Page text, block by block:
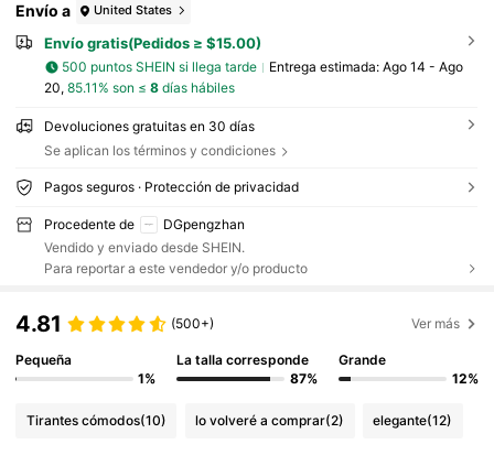
Envío a United States
Envío gratis(Pedidos ≥ $15.00)
500 puntos SHEIN si llega tarde Entrega estimada: Ago 14 - Ago
20, 85.11% son ≤ 8días hábiles
Devoluciones gratuitas en 30 días
Se aplican los términos y condiciones
Pagos seguros · Protección de privacidad
Procedente de
DGpengzhan
Vendido y enviado desde SHEIN.
Para reportar a este vendedor y/o producto
4.81 (500+) Ver más
Pequeña
1%
La talla corresponde
87%
Grande
12%
Tirantes cómodos(10) lo volveré a comprar(2) elegante(12)